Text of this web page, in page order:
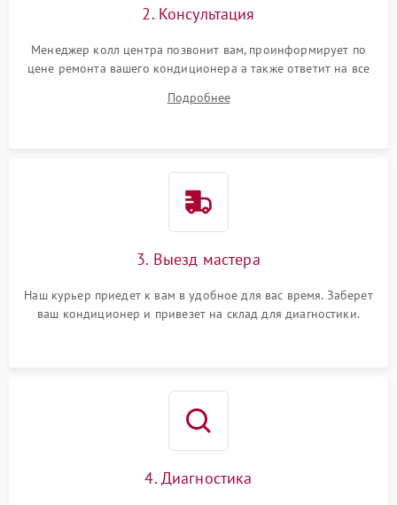
2. Консультация
Менеджер колл центра позвонит вам, проинформирует по
цене ремонта вашего кондиционера а также ответит на все
Подробнее
3. Выезд мастера
Наш курьер приедет к вам в удобное для вас время. Заберет
ваш кондиционер и привезет на склад для диагностики.
4. Диагностика